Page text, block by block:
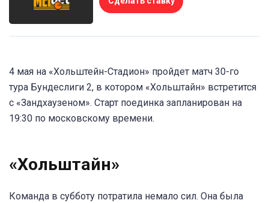
4 мая на «Хольштейн-Стадион» пройдет матч 30-го
тура Бундеслиги 2, в котором «Хольштайн» встретится
с «Зандхаузеном». Старт поединка запланирован на
19:30 по московскому времени.
«Хольштайн»
Команда в субботу потратила немало сил. Она была